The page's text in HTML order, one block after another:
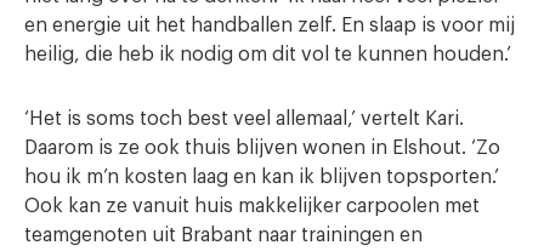
en energie uit het handballen zelf. En slaap is voor mij
heilig, die heb ik nodig om dit vol te kunnen houden.’
‘Het is soms toch best veel allemaal,’ vertelt Kari.
Daarom is ze ook thuis blijven wonen in Elshout. ‘Zo
hou ik m’n kosten laag en kan ik blijven topsporten.’
Ook kan ze vanuit huis makkelijker carpoolen met
teamgenoten uit Brabant naar trainingen en